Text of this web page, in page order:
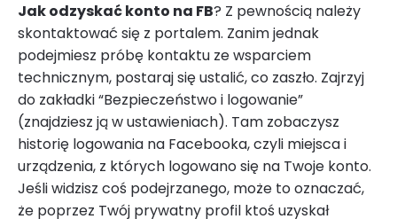
Jak odzyskać konto na FB? Z pewnością należy
skontaktować się z portalem. Zanim jednak
podejmiesz próbę kontaktu ze wsparciem
technicznym, postaraj się ustalić, co zaszło. Zajrzyj
do zakładki “Bezpieczeństwo i logowanie”
(znajdziesz ją w ustawieniach). Tam zobaczysz
historię logowania na Facebooka, czyli miejsca i
urządzenia, z których logowano się na Twoje konto.
Jeśli widzisz coś podejrzanego, może to oznaczać,
że poprzez Twój prywatny profil ktoś uzyskał